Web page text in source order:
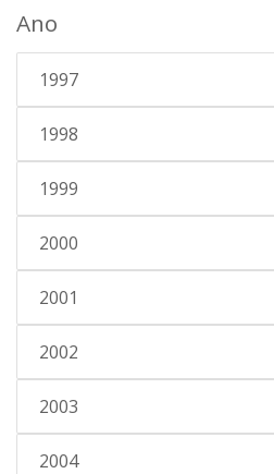
Ano
1997
1998
1999
2000
2001
2002
2003
2004